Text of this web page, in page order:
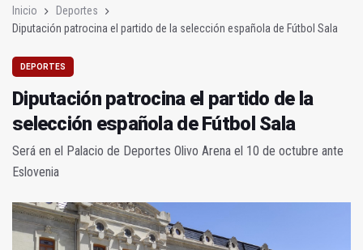
Inicio
Deportes
Diputación patrocina el partido de la selección española de Fútbol Sala
DEPORTES
Diputación patrocina el partido de la
selección española de Fútbol Sala
Será en el Palacio de Deportes Olivo Arena el 10 de octubre ante
Eslovenia